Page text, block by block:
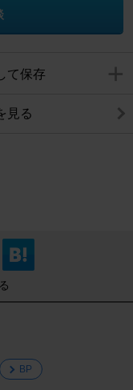
て保存
見る
BP